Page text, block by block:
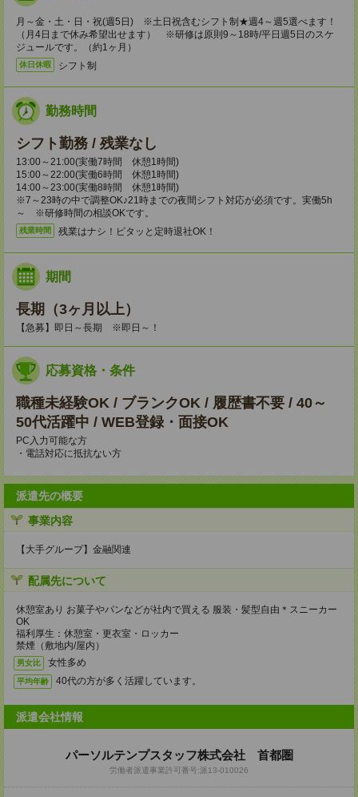
月～金・土・日・祝(週5日) ※土日祝含むシフト制★週4～週5選べます！
（月4日まで休み希望出せます） ※研修は原則9～18時/平日週5日のスケ
ジュールです。（約1ヶ月）
休日休暇 シフト制
勤務時間
シフト勤務 / 残業なし
13:00～21:00(実働7時間 休憩1時間)
15:00～22:00(実働6時間 休憩1時間)
14:00～23:00(実働8時間 休憩1時間)
※7～23時の中で調整OK♪21時までの夜間シフト対応が必須です。実働5h
～ ※研修時間の相談OKです。
残業時間 残業はナシ！ピタッと定時退社OK！
期間
長期（3ヶ月以上）
【急募】即日～長期 ※即日～！
応募資格・条件
職種未経験OK / ブランクOK / 履歴書不要 / 40～
50代活躍中 / WEB登録・面接OK
PC入力可能な方
・電話対応に抵抗ない方
派遣先の概要
事業内容
【大手グループ】金融関連
配属先について
休憩室あり お菓子やパンなどが社内で買える 服装・髪型自由＊スニーカー
OK
福利厚生：休憩室・更衣室・ロッカー
禁煙（敷地内/屋内）
男女比 女性多め
平均年齢 40代の方が多く活躍しています。
派遣会社情報
パーソルテンプスタッフ株式会社 首都圏
労働者派遣事業許可番号:派13-010026